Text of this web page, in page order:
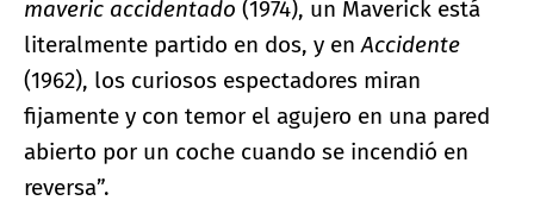
maveric accidentado (1974), un Maverick está
literalmente partido en dos, y enAccidente
(1962), los curiosos espectadores miran
fijamente y con temor el agujero en una pared
abierto por un coche cuando se incendió en
reversa”.